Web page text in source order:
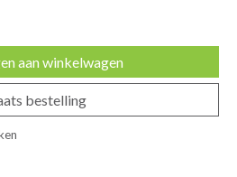
aan winkelwagen
bestelling